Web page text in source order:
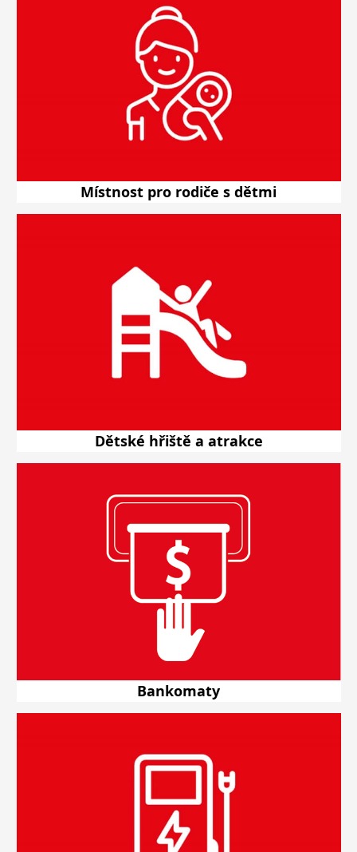
Místnost pro rodiče s dětmi
Dětské hřiště a atrakce
Bankomaty